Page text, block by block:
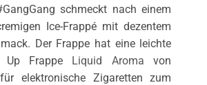
schmeckt nach einem
Ice-Frappé mit dezentem
Der Frappe hat eine leichte
Up Frappe Liquid Aroma von
elektronische Zigaretten zum